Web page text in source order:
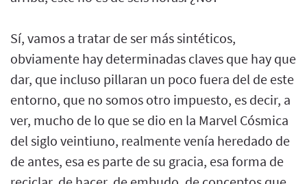
Sí, vamos a tratar de ser más sintéticos,
obviamente hay determinadas claves que hay que
dar, que incluso pillaran un poco fuera del de este
entorno, que no somos otro impuesto, es decir, a
ver, mucho de lo que se dio en la Marvel Cósmica
del siglo veintiuno, realmente venía heredado de
de antes, esa es parte de su gracia, esa forma de